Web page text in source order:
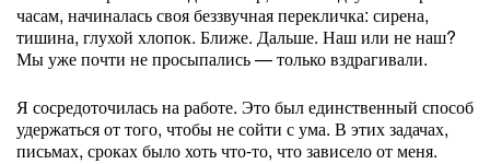
часам, начиналась своя беззвучная перекличка: сирена,
тишина, глухой хлопок. Ближе. Дальше. Наш или не наш?
Мы уже почти не просыпались — только вздрагивали.
Я сосредоточилась на работе. Это был единственный способ
удержаться от того, чтобы не сойти с ума. В этих задачах,
письмах, сроках было хоть что-то, что зависело от меня.